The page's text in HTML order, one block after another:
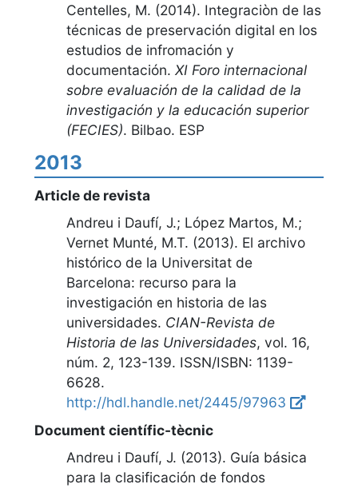
Centelles, M. (2014). Integraciòn de las
técnicas de preservación digital en los
estudios de infromación y
documentación.XI Foro internacional
sobre evaluación de la calidad de la
investigación y la educación superior
(FECIES). Bilbao. ESP
2013
Article de revista
Andreu i Daufí, J.; López Martos, M.;
Vernet Munté, M.T. (2013). El archivo
histórico de la Universitat de
Barcelona: recurso para la
investigación en historia de las
universidades. CIAN-Revista de
Historia de las Universidades,vol. 16,
núm. 2, 123-139. ISSN/ISBN: 1139-
6628.
http://hdl.handle.net/2445/97963
Document científic-tècnic
Andreu i Daufí, J. (2013). Guía básica
para la clasificación de fondos